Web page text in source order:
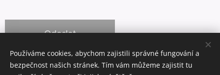
Odeslat
Používáme cookies, abychom zajistili správné fungování a
bezpečnost našich stránek. Tím vám můžeme zajistit tu